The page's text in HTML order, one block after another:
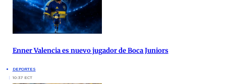
Enner Valencia es nuevo jugador de Boca Juniors
DEPORTES
10:37 ECT